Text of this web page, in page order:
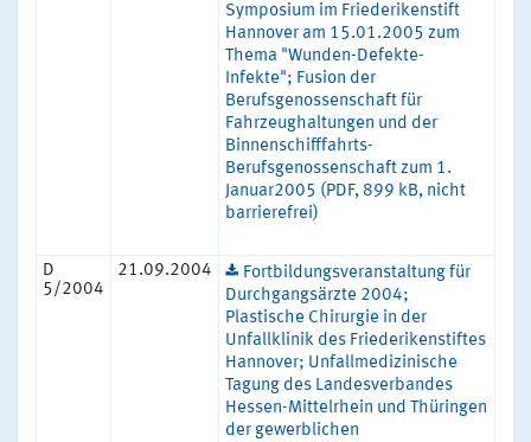
Symposium im Friederikenstift
Hannover am 15.01.2005 zum
Thema "Wunden-Defekte-
Infekte"; Fusion der
Berufsgenossenschaft für
Fahrzeughaltungen und der
Binnenschifffahrts-
Berufsgenossenschaft zum 1.
Januar2005 (PDF, 899 kB, nicht
barrierefrei)
D
5/2004
21.09.2004
Fortbildungsveranstaltung für
Durchgangsärzte 2004;
Plastische Chirurgie in der
Unfallklinik des Friederikenstiftes
Hannover; Unfallmedizinische
Tagung des Landesverbandes
Hessen-Mittelrhein und Thüringen
der gewerblichen